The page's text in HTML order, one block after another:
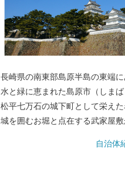
長崎県の南東部島原半島の東端
水と緑に恵まれた島原市（しまば
松平七万石の城下町として栄え
城を囲むお堀と点在する武家屋敷
自治体